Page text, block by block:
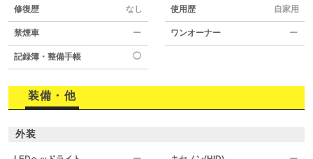
修復歴 なし 使用歴 自家用
禁煙車 ー ワンオーナー ー
記録簿・整備手帳 ◯
装備・他
外装